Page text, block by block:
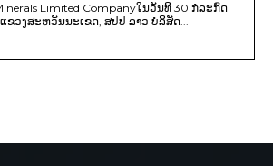
Limited Companyໃນວັນທີ 30 ກໍລະກົດ
ຂວງສະຫວັນນະເຂດ, ສປປ ລາວ ບໍລິສັດ...